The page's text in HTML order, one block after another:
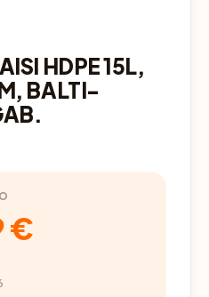
HDPE 15L,
BALTI-
€